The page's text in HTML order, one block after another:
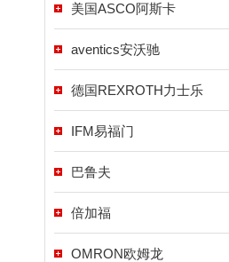
美国ASCO阿斯卡
aventics安沃驰
德国REXROTH力士乐
IFM易福门
巴鲁夫
倍加福
OMRON欧姆龙